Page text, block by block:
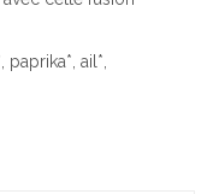
paprika*, ail*,